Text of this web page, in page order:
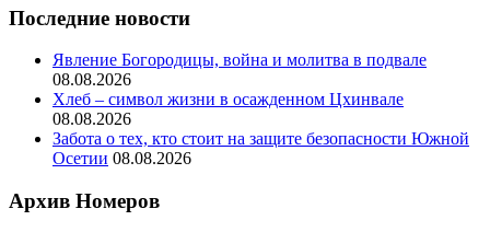
Последние новости
Явление Богородицы, война и молитва в подвале
08.08.2026
Хлеб – символ жизни в осажденном Цхинвале
08.08.2026
Забота о тех, кто стоит на защите безопасности Южной
Осетии 08.08.2026
Архив Номеров